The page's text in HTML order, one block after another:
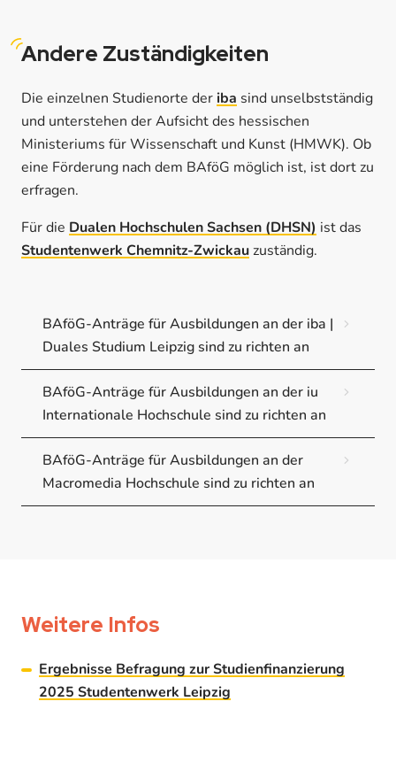
Andere Zuständigkeiten
Die einzelnen Studienorte deriba sind unselbstständig
und unterstehen der Aufsicht des hessischen
Ministeriums für Wissenschaft und Kunst (HMWK). Ob
eine Förderung nach dem BAföG möglich ist, ist dort zu
erfragen.
Für die Dualen Hochschulen Sachsen (DHSN) ist das
Studentenwerk Chemnitz-Zwickauzuständig.
BAföG-Anträge für Ausbildungen an der iba |
Duales Studium Leipzig sind zu richten an
BAföG-Anträge für Ausbildungen an der iu
Internationale Hochschule sind zu richten an
BAföG-Anträge für Ausbildungen an der
Macromedia Hochschule sind zu richten an
Weitere Infos
Ergebnisse Befragung zur Studienfinanzierung
2025 Studentenwerk Leipzig